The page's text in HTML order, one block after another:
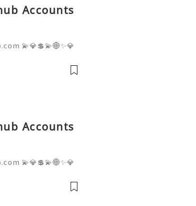
Accounts
💫💎💲💫🌐✨💎
@usadigitalhu
Accounts
💫💎💲💫🌐✨💎
@usadigitalhu